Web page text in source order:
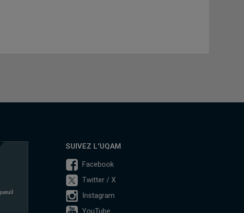
SUIVEZ L'UQAM
Facebook
Twitter / X
Instagram
YouTube